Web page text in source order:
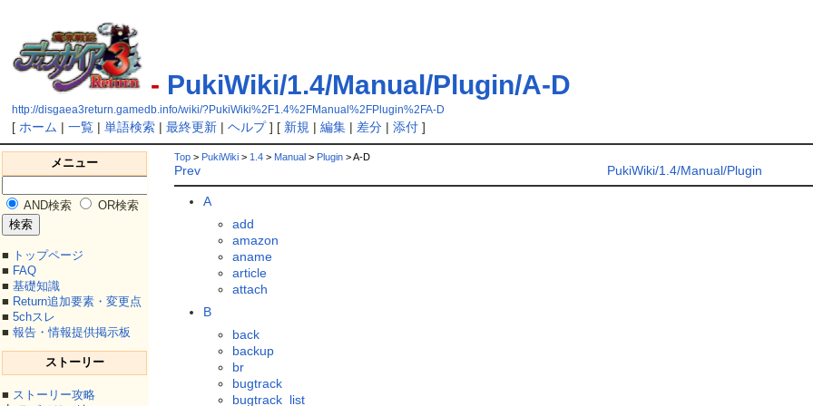
- PukiWiki/1.4/Manual/Plugin/A-D
http://disgaea3return.gamedb.info/wiki/?PukiWiki%2F1.4%2FManual%2FPlugin%2FA-D
[ ホーム |一覧 |単語検索 |最終更新 |ヘルプ] [ 新規 |編集 | 差分 |添付 ]
メニュー
AND検索 OR検索
■ トップページ
■ FAQ
■ 基礎知識
■ Return追加要素・変更点
■ 5chスレ
■ 報告・情報提供掲示板
ストーリー
■ ストーリー攻略
Top > PukiWiki > 1.4 > Manual > Plugin > A-D
Prev PukiWiki/1.4/Manual/Plugin
A
add
amazon
aname
article
attach
B
back
backup
br
bugtrack
bugtrack_list